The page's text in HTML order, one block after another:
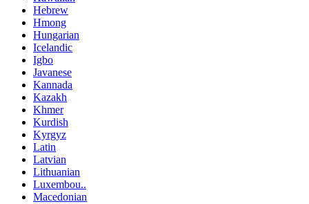
Hebrew
Hmong
Hungarian
Icelandic
Igbo
Javanese
Kannada
Kazakh
Khmer
Kurdish
Kyrgyz
Latin
Latvian
Lithuanian
Luxembou..
Macedonian